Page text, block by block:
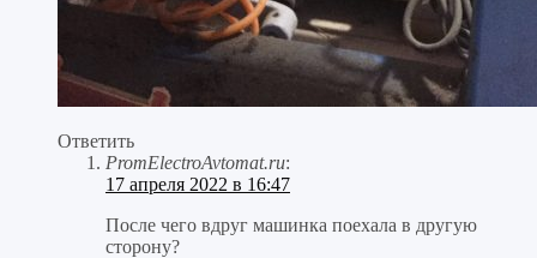
Ответить
PromElectroAvtomat.ru:
17 апреля 2022 в 16:47
После чего вдруг машинка поехала в другую
сторону?